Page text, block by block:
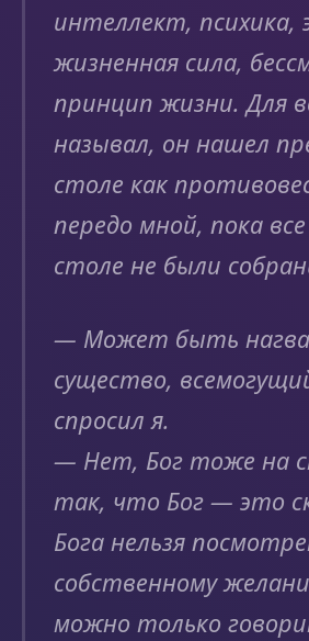
интеллект, психика,
жизненная сила,
принцип жизни. Для
называл, он нашел
столе как
передо мной, пока
столе не были
— Может быть
существо,
спросил я.
— Нет, Бог тоже на
так, что Бог — это
Бога нельзя
собственному
можно только